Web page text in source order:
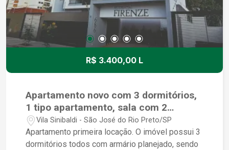
R$ 3.400,00 L
Apartamento novo com 3 dormitórios,
1 tipo apartamento, sala com 2
ambientes e 2 vagas de garagem.
Vila Sinibaldi - São José do Rio Preto/SP
Apartamento primeira locação. O imóvel possui 3
dormitórios todos com armário planejado, sendo